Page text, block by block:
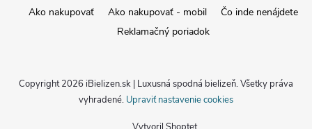
Ako nakupovať
Ako nakupovať - mobil
Čo inde nenájdete
Reklamačný poriadok
Copyright 2026 iBielizen.sk | Luxusná spodná bielizeň. Všetky práva
vyhradené. Upraviť nastavenie cookies